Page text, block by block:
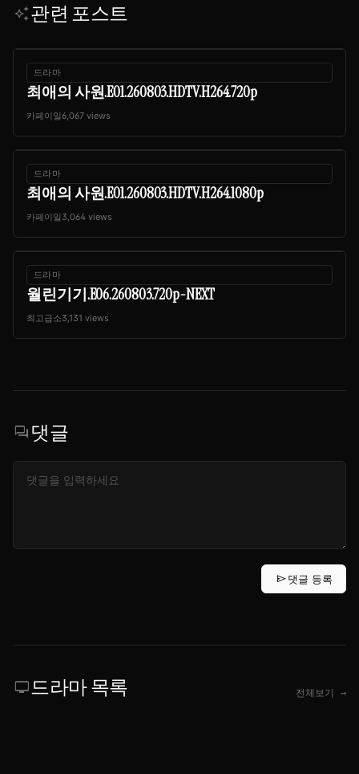
auto_awesome관련 포스트
드라마
최애의 사원.E01.260803.HDTV.H264.720p
카페이일6,067 views
드라마
최애의 사원.E01.260803.HDTV.H264.1080p
카페이일 3,064 views
드라마
월린기기.E06.260803.720p-NEXT
최고급소3,131 views
forum댓글
send댓글 등록
tv드라마 목록 전체보기 →